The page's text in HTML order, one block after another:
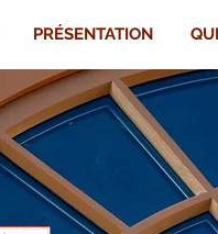
PRÉSENTATION